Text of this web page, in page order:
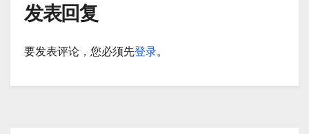
发表回复
要发表评论，您必须先登录。